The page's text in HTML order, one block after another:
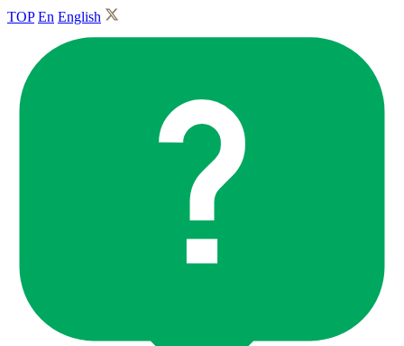
TOP En English